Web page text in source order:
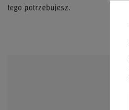
tego potrzebujesz.